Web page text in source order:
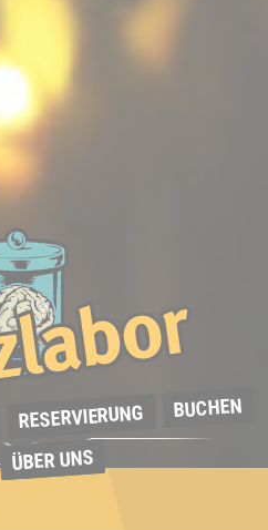
RESERVIERUNG BUCHEN
ÜBER UNS